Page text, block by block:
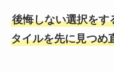
後悔しない選択をす
タイルを先に見つめ